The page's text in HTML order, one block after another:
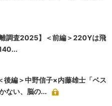
離調査2025】＜前編＞220Yは飛
後編＞中野信子×内藤雄士「ベス
ない、脳の...